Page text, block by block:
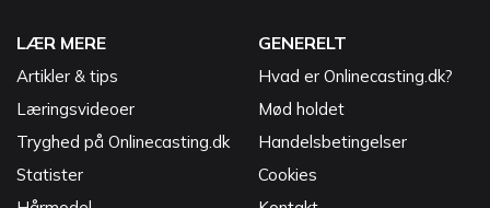
LÆR MERE
Artikler & tips
Læringsvideoer
Tryghed på Onlinecasting.dk
Statister
GENERELT
Hvad er Onlinecasting.dk?
Mød holdet
Handelsbetingelser
Cookies